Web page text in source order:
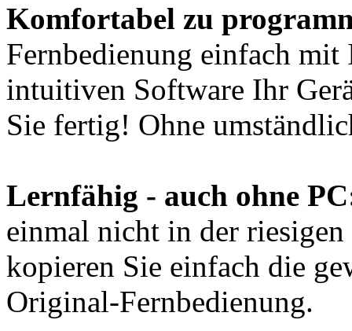
Komfortabel zu
Fernbedienung einfach
intuitiven Software Ihr
Sie fertig! Ohne
Lernfähig - auch ohne
einmal nicht in der
kopieren Sie einfach die
Original-Fernbedienung.